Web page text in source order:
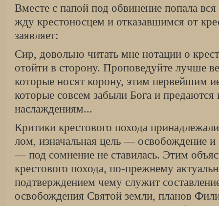
Вместе с папой под обвинение попала
жду крестоносцем и отказавшимся от
заявляет:
Сир, довольно читать мне нотации о
отойти в сторо­ну. Проповедуйте лучше
которые носят корону, этим пер­вейшим
которые совсем забыли Бога и
наслаждениям...
Критики крестового похода
лом, изначальная цель — освобождение
— под сомнение не ставилась. Этим
кре­стового похода, по-прежнему
подтвер­ждением чему служит
освобожде­ния Святой земли, планов